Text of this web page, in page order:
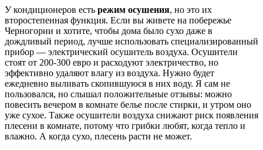
У кондиционеров есть режим осушения, но это их
второстепенная функция. Если вы живете на побережье
Черногории и хотите, чтобы дома было сухо даже в
дождливый период, лучше использовать специализированный
прибор — электрический осушитель воздуха. Осушители
стоят от 200-300 евро и расходуют электричество, но
эффективно удаляют влагу из воздуха. Нужно будет
ежедневно выливать скопившуюся в них воду. Я сам не
пользовался, но слышал положительные отзывы: можно
повесить вечером в комнате белье после стирки, и утром оно
уже сухое. Также осушители воздуха снижают риск появления
плесени в комнате, потому что грибки любят, когда тепло и
влажно. А когда сухо, плесень расти не может.